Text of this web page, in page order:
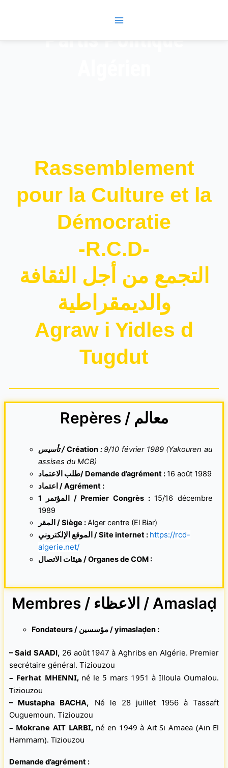
Rassemblement
pour la Culture et la
Démocratie
-R.C.D-
التجمع من أجل الثقافة
والديمقراطية
Agraw i Yidles d
Tugdut
Repères / معالم
تأسيس /Création : 9/10 février 1989 (Yakouren au
assises du MCB)
طلب الاعتماد/ Demande d’agrément :16 août 1989
اعتماد / Agrément :
1 المؤتمر / Premier Congrès :15/16 décembre
1989
المقر /Siège :Alger centre (El Biar)
الموقع الإلكتروني /Site internet : https://rcd-
algerie.net/
هيئات الاتصال / Organes de COM :
Membres / الاعظاء / Amaslaḍ
Fondateurs / مؤسسين / yimaslaḍen :
–Said SAADI, 26 août 1947 à Aghribs en Algérie. Premier
secrétaire général. Tiziouzou
– Ferhat MHENNI,né le 5 mars 1951 à Illoula Oumalou.
Tiziouzou
– Mustapha BACHA, Né le 28 juillet 1956 à Tassaft
Ouguemoun. Tiziouzou
– Mokrane AIT LARBI,né en 1949 à Ait Si Amaea (Ain El
Hammam). Tiziouzou
Demande d’agrément :